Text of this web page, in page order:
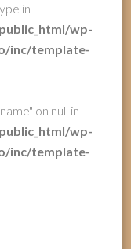
in
wp-
inc/template-
on null in
wp-
inc/template-